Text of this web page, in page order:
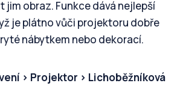
jim obraz. Funkce dává nejlepší
je plátno vůči projektoru dobře
nábytkem nebo dekorací.
> Projektor > Lichoběžníková